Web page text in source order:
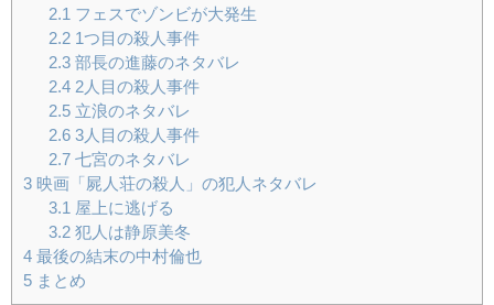
2.1 フェスでゾンビが大発生
2.21つ目の殺人事件
2.3部長の進藤のネタバレ
2.42人目の殺人事件
2.5立浪のネタバレ
2.63人目の殺人事件
2.7七宮のネタバレ
3 映画「屍人荘の殺人」の犯人ネタバレ
3.1
屋上に逃げる
3.2犯人は静原美冬
4 最後の結末の中村倫也
5 まとめ